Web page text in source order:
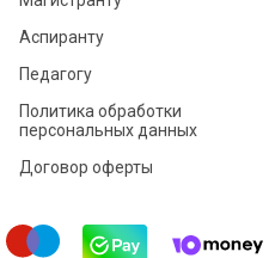
Аспиранту
Педагогу
Политика обработки
персональных данных
Договор оферты